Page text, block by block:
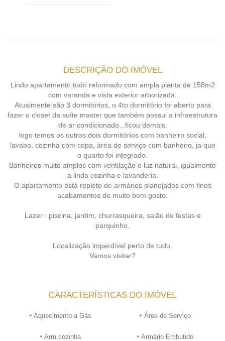
DESCRIÇÃO DO IMÓVEL
Lindo apartamento todo reformado com ampla planta de 158m2
com varanda e vista exterior arborizada.
Atualmente são 3 dormitórios, o 4to dormitório foi aberto para
fazer o closet da suíte master que também possui a infraestrutura
de ar condicionado...ficou demais.
logo temos os outros dois dormitórios com banheiro social,
lavabo, cozinha com copa, área de serviço com banheiro, ja que
o quarto foi integrado.
Banheiros muito amplos com ventilação e luz natural, igualmente
a linda cozinha e lavanderia.
O apartamento está repleto de armários planejados com finos
acabamentos de muito bom gosto.
Lazer : piscina, jardim, churrasqueira, salão de festas e
parquinho.
Localização imperdível perto de tudo.
Vamos visitar?
CARACTERÍSTICAS DO IMÓVEL
• Aquecimento a Gás • Área de Serviço
• Arm.cozinha • Armário Embutido